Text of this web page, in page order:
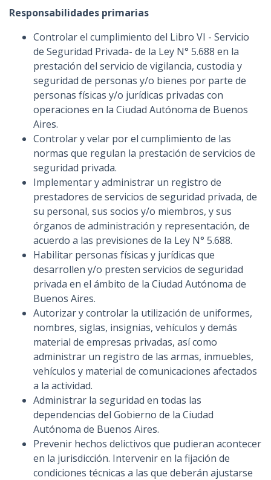
Responsabilidades primarias
Controlar el cumplimiento del Libro VI - Servicio
de Seguridad Privada- de la Ley N° 5.688 en la
prestación del servicio de vigilancia, custodia y
seguridad de personas y/o bienes por parte de
personas físicas y/o jurídicas privadas con
operaciones en la Ciudad Autónoma de Buenos
Aires.
Controlar y velar por el cumplimiento de las
normas que regulan la prestación de servicios de
seguridad privada.
Implementar y administrar un registro de
prestadores de servicios de seguridad privada, de
su personal, sus socios y/o miembros, y sus
órganos de administración y representación, de
acuerdo a las previsiones de la Ley N° 5.688.
Habilitar personas físicas y jurídicas que
desarrollen y/o presten servicios de seguridad
privada en el ámbito de la Ciudad Autónoma de
Buenos Aires.
Autorizar y controlar la utilización de uniformes,
nombres, siglas, insignias, vehículos y demás
material de empresas privadas, así como
administrar un registro de las armas, inmuebles,
vehículos y material de comunicaciones afectados
a la actividad.
Administrar la seguridad en todas las
dependencias del Gobierno de la Ciudad
Autónoma de Buenos Aires.
Prevenir hechos delictivos que pudieran acontecer
en la jurisdicción. Intervenir en la fijación de
condiciones técnicas a las que deberán ajustarse